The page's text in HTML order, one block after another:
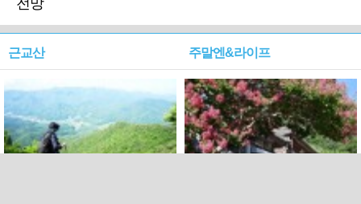
전망
근교산 주말엔&라이프